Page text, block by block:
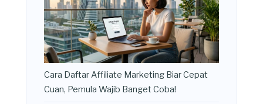
Cara Daftar Affiliate Marketing Biar Cepat
Cuan, Pemula Wajib Banget Coba!